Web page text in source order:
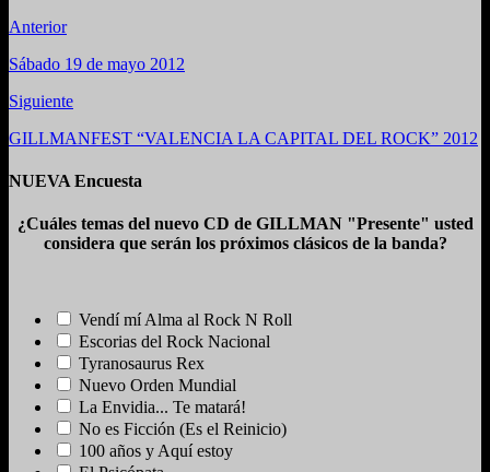
Anterior
Sábado 19 de mayo 2012
Siguiente
GILLMANFEST “VALENCIA LA CAPITAL DEL ROCK” 2012
NUEVA Encuesta
¿Cuáles temas del nuevo CD de GILLMAN "Presente" usted
considera que serán los próximos clásicos de la banda?
Vendí mí Alma al Rock N Roll
Escorias del Rock Nacional
Tyranosaurus Rex
Nuevo Orden Mundial
La Envidia... Te matará!
No es Ficción (Es el Reinicio)
100 años y Aquí estoy